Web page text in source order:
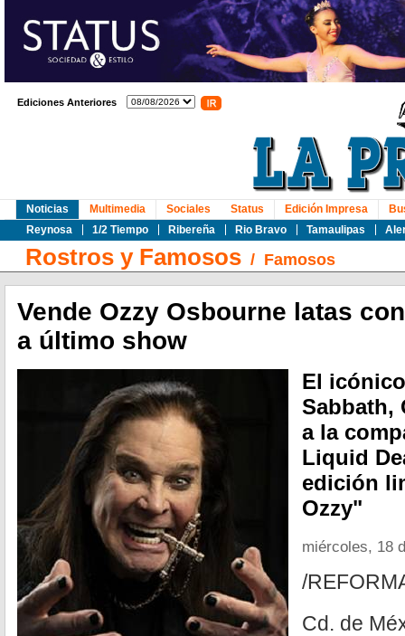
Ediciones Anteriores
Noticias
Reynosa
1/2 Tiempo Ribereña Rio Bravo Tamaulipas
Multimedia Sociales Status Edición Impresa
Rostros y Famosos / Famosos
Vende Ozzy Osbourne latas
a último show
El
Sabbath,
a la
Liquid
edición
Ozzy"
miércoles, 18
/
Cd. de